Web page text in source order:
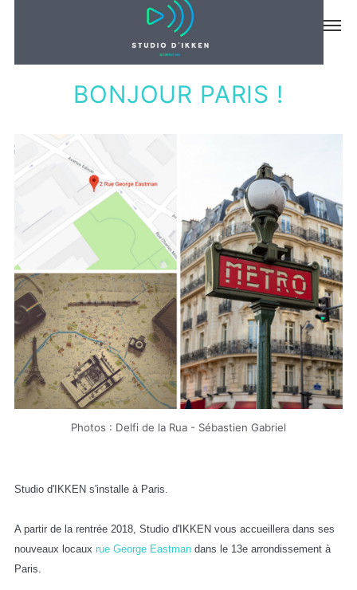
ACTUS
BONJOUR PARIS !
Photos : Delfi de la Rua - Sébastien Gabriel
Studio d'IKKEN s'installe à Paris.
A partir de la rentrée 2018, Studio d'IKKEN vous accueillera dans ses
nouveaux locaux rue George Eastmandans le 13e arrondissement à
Paris.